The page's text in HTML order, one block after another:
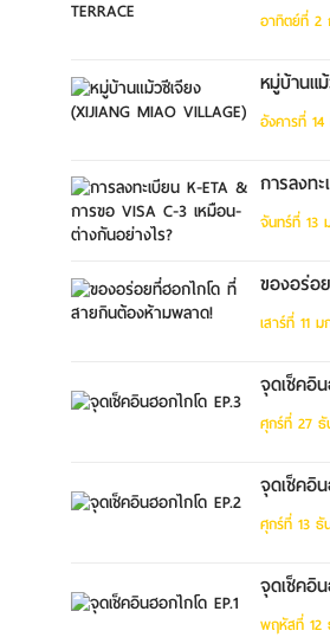
อาทิตย์ที่ 2
หมู่บ้านแ
อังคารที่
การลงท
จันทร์ที่ 13
ของอร่อ
เสาร์ที่ 11
จุดเช็คอิน
ศุกร์ที่ 27 ธั
จุดเช็คอิน
ศุกร์ที่ 13 ธั
จุดเช็คอิน
พฤหัสที่ 12